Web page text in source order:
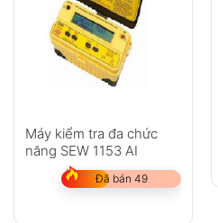
Máy kiểm tra đa chức
năng SEW 1153 AI
Đã bán 49